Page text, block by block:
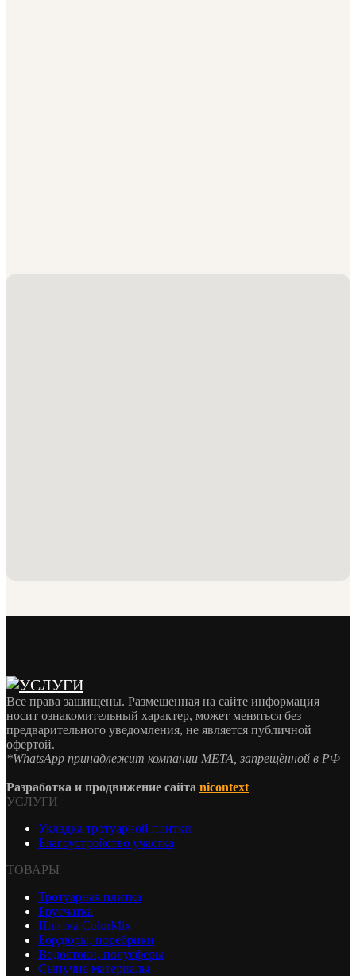
Все права защищены. Размещенная на сайте информация
носит ознакомительный характер, может меняться без
предварительного уведомления, не является публичной
офертой.
*WhatsApp принадлежит компании МЕТА, запрещённой в РФ
Разработка и продвижение сайта nicontext
УСЛУГИ
Укладка тротуарной плитки
Благоустройство участка
ТОВАРЫ
Тротуарная плитка
Брусчатка
Плитка ColorMix
Бордюры, поребрики
Водостоки, полусферы
Сыпучие материалы